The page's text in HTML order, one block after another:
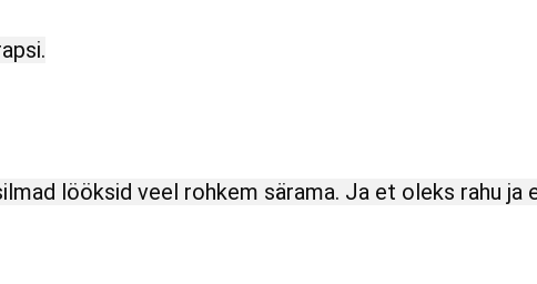
lööksid veel rohkem särama. Ja et oleks rahu ja